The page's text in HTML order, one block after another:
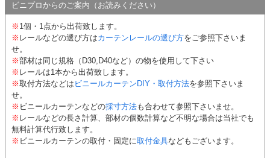
ビニプロからのご案内（お読みください）
※ 1個・1点から出荷致します。
※ レールなどの選び方はカーテンレールの選び方をご参照下さいま
せ。
※部材は同じ規格（D30,D40など）の物を使用して下さい
※ レールは1本から出荷致します。
※取付方法などは ビニールカーテンDIY・取付方法を参照下さいま
せ。
※ ビニールカーテンなどの採寸方法も合わせて参照下さいませ。
※ レールなどの長さ計算、部材の個数計算など不明な場合は当社でも
無料計算代行致します。
※ ビニールカーテンの取付・固定に取付金具などもございます。